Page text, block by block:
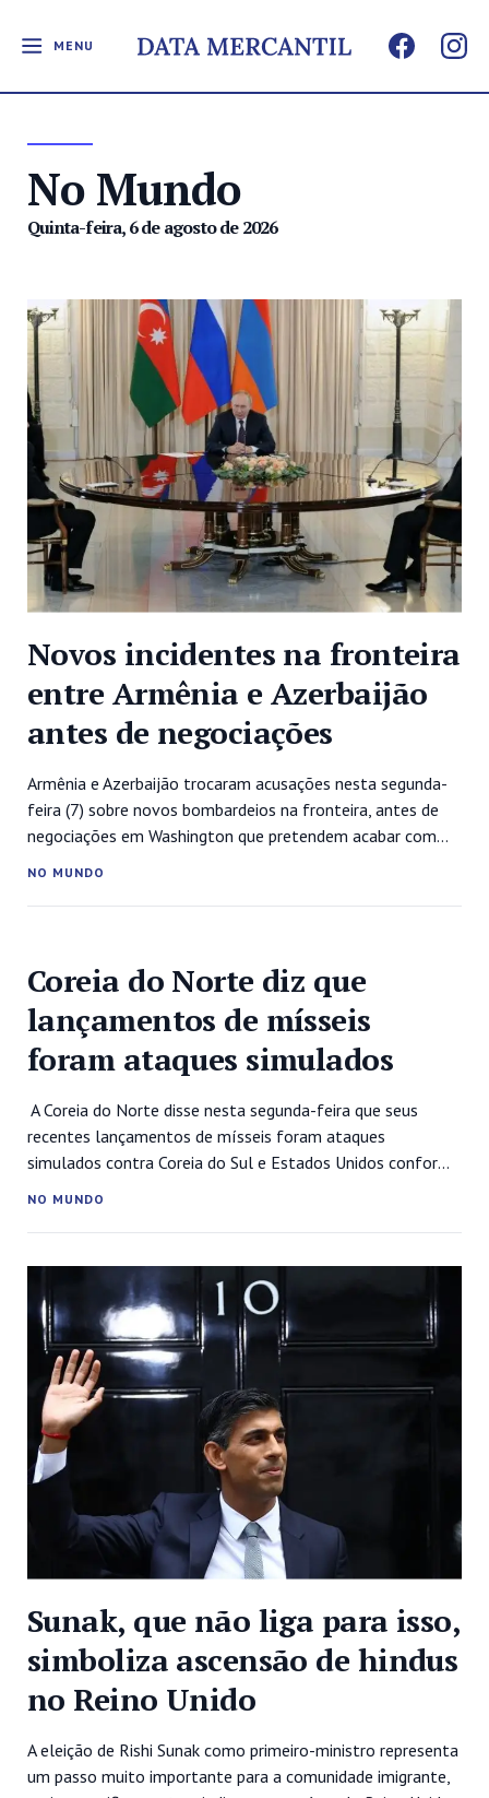
MENU
No Mundo
Quinta-feira, 6 de agosto de 2026
Novos incidentes na fronteira
entre Armênia e Azerbaijão
antes de negociações
Armênia e Azerbaijão trocaram acusações nesta segunda-
feira (7) sobre novos bombardeios na fronteira, antes de
negociações em Washington que pretendem acabar com
rivais do Cáucaso devem viajar aos Estados Unidos para
NO MUNDO
Coreia do Norte diz que
lançamentos de mísseis
foram ataques simulados
A Coreia do Norte disse nesta segunda-feira que seus
recentes lançamentos de mísseis foram ataques
simulados contra Coreia do Sul e Estados Unidos conforme
um míssil norte-coreano perto de sua costa. Na semana
passada, a Coreia...
NO MUNDO
Sunak, que não liga para isso,
simboliza ascensão de hindus
no Reino Unido
A eleição de Rishi Sunak como primeiro-ministro representa
um passo muito importante para a comunidade imigrante,